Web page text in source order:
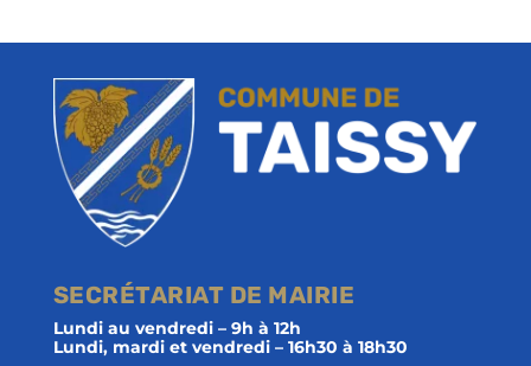
SECRÉTARIAT DE MAIRIE
Lundi au vendredi – 9h à 12h
Lundi, mardi et vendredi – 16h30 à 18h30